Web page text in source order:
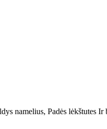
namelius, Padės lėkštutes